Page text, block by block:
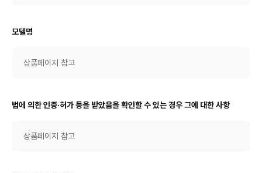
모델명
상품페이지 참고
법에 의한 인증·허가 등을 받았음을 확인할 수 있는 경우 그에 대한 사항
상품페이지 참고